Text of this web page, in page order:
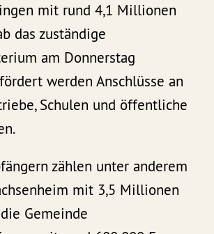
mit rund 4,1 Millionen
das zuständige
am Donnerstag
werden Anschlüsse an
Schulen und öffentliche
zählen unter anderem
mit 3,5 Millionen
Gemeinde